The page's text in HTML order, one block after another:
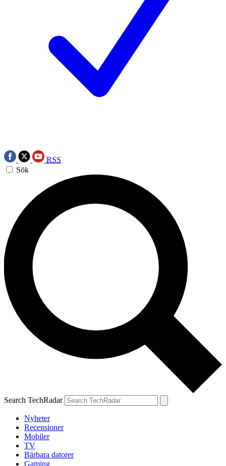
RSS
Sök
Search TechRadar
Nyheter
Recensioner
Mobiler
TV
Bärbara datorer
Gaming